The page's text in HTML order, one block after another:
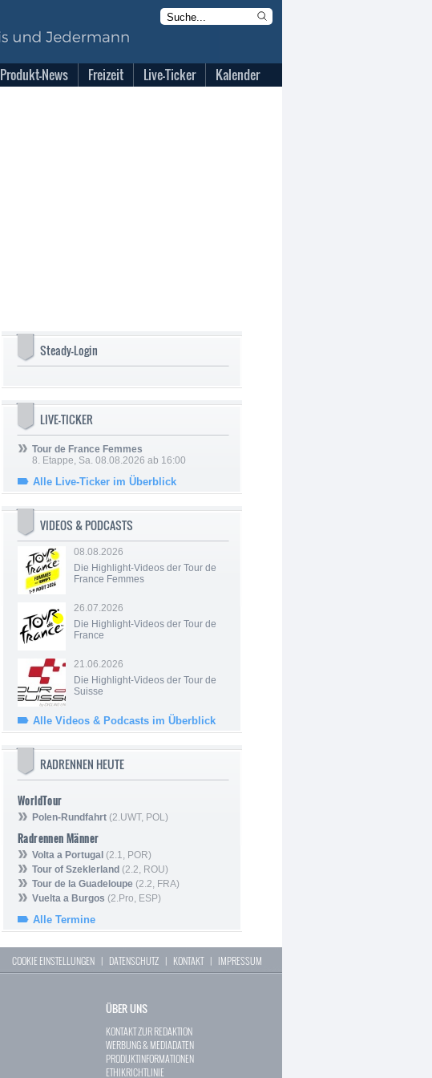
Produkt-News Freizeit Live-Ticker Kalender
Steady-Login
LIVE-TICKER
Tour de France Femmes
8. Etappe, Sa. 08.08.2026 ab 16:00
Alle Live-Ticker im Überblick
VIDEOS & PODCASTS
08.08.2026
Die Highlight-Videos der Tour de
France Femmes
26.07.2026
Die Highlight-Videos der Tour de
France
21.06.2026
Die Highlight-Videos der Tour de
Suisse
Alle Videos & Podcasts im Überblick
RADRENNEN HEUTE
WorldTour
Polen-Rundfahrt (2.UWT, POL)
Radrennen Männer
Volta a Portugal (2.1, POR)
Tour of Szeklerland (2.2, ROU)
Tour de la Guadeloupe (2.2, FRA)
Vuelta a Burgos (2.Pro, ESP)
Alle Termine
COOKIE EINSTELLUNGEN | DATENSCHUTZ | KONTAKT| IMPRESSUM
ÜBER UNS
KONTAKT ZUR REDAKTION
WERBUNG & MEDIADATEN
PRODUKTINFORMATIONEN
ETHIKRICHTLINIE